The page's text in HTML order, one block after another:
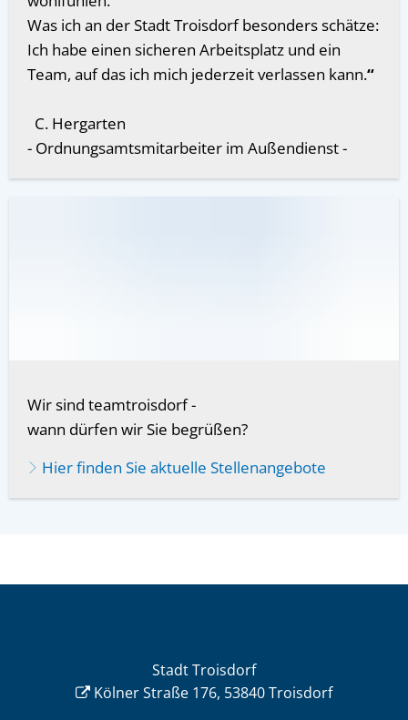
Was ich an der Stadt Troisdorf besonders schätze:
Ich habe einen sicheren Arbeitsplatz und ein
Team, auf das ich mich jederzeit verlassen kann.“
C. Hergarten
- Ordnungsamtsmitarbeiter im Außendienst -
Wir sind teamtroisdorf -
wann dürfen wir Sie begrüßen?
Hier finden Sie aktuelle Stellenangebote
Stadt Troisdorf
Kölner Straße 176, 53840 Troisdorf